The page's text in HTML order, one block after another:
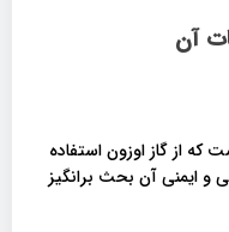
از گاز اوزون استفاده
و ایمنی آن بحث برانگیز